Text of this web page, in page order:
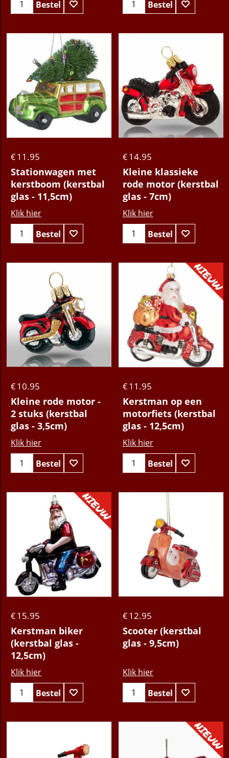
Bestel Bestel
€11.95
Stationwagen met
kerstboom (kerstbal
glas - 11,5cm)
Klik hier
Bestel
€14.95
Kleine klassieke
rode motor (kerstbal
glas - 7cm)
Klik hier
Bestel
€10.95
Kleine rode motor -
2 stuks (kerstbal
glas - 3,5cm)
Klik hier
Bestel
€11.95
Kerstman op een
motorfiets (kerstbal
glas - 12,5cm)
Klik hier
Bestel
€15.95
Kerstman biker
(kerstbal glas -
12,5cm)
Klik hier
Bestel
€12.95
Scooter (kerstbal
glas - 9,5cm)
Klik hier
Bestel